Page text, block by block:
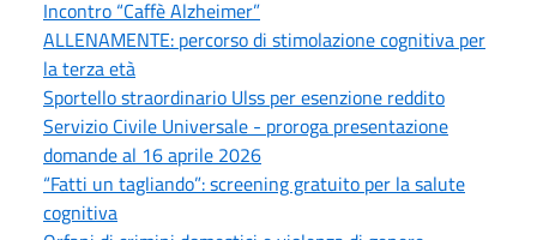
Incontro “Caffè Alzheimer”
ALLENAMENTE: percorso di stimolazione cognitiva per
la terza età
Sportello straordinario Ulss per esenzione reddito
Servizio Civile Universale - proroga presentazione
domande al 16 aprile 2026
“Fatti un tagliando”: screening gratuito per la salute
cognitiva